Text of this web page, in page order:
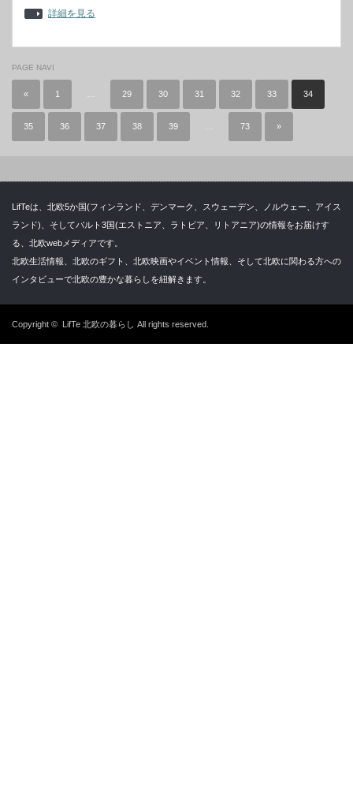
詳細を見る
PAGE NAVI
« 1 29 30 31 32 33 34
35 36 37 38 39 73 »
LifTeは、北欧5か国(フィンランド、デンマーク、スウェーデン、ノルウェー、アイス
ランド)、そしてバルト3国(エストニア、ラトビア、リトアニア)の情報をお届けす
る、北欧webメディアです。
北欧生活情報、北欧のギフト、北欧映画やイベント情報、そして北欧に関わる方への
インタビューで北欧の豊かな暮らしを紐解きます。
Copyright © LifTe 北欧の暮らし All rights reserved.